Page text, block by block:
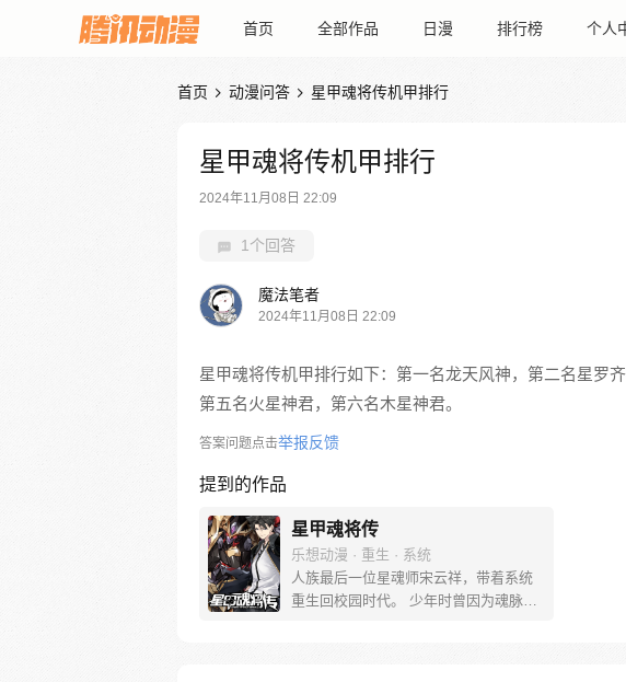
首页 全部作品 日漫 排行榜 个人
首页  动漫问答  星甲魂将传机甲排行
星甲魂将传机甲排行
2024年11月08日 22:09
1个回答
魔法笔者
2024年11月08日 22:09
星甲魂将传机甲排行如下：第一名龙天风神，第二名星罗
第五名火星神君，第六名木星神君。
答案问题点击举报反馈
提到的作品
星甲魂将传
乐想动漫 · 重生 · 系统
人族最后一位星魂师宋云祥，带着系统
重生回校园时代。 少年时曾因为魂脉残